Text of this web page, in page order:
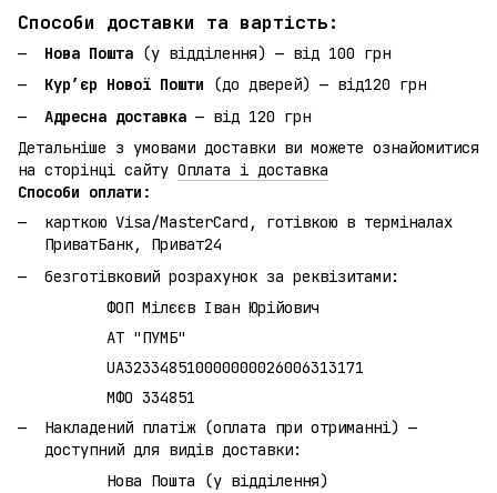
Способи доставки та вартість:
Нова Пошта (у відділення) — від 100 грн
Кур’єр Нової Пошти (до дверей) — від120 грн
Адресна доставка — від 120 грн
Детальніше з умовами доставки ви можете ознайомитися
на сторінці сайту Оплата і доставка
Способи оплати:
карткою Visa/MasterCard, готівкою в терміналах
ПриватБанк, Приват24
безготівковий розрахунок за реквізитами:
ФОП Мілєєв Іван Юрійович
АТ "ПУМБ"
UA323348510000000026006313171
МФО 334851
Накладений платіж (оплата при отриманні) —
доступний для видів доставки:
Нова Пошта (у відділення)